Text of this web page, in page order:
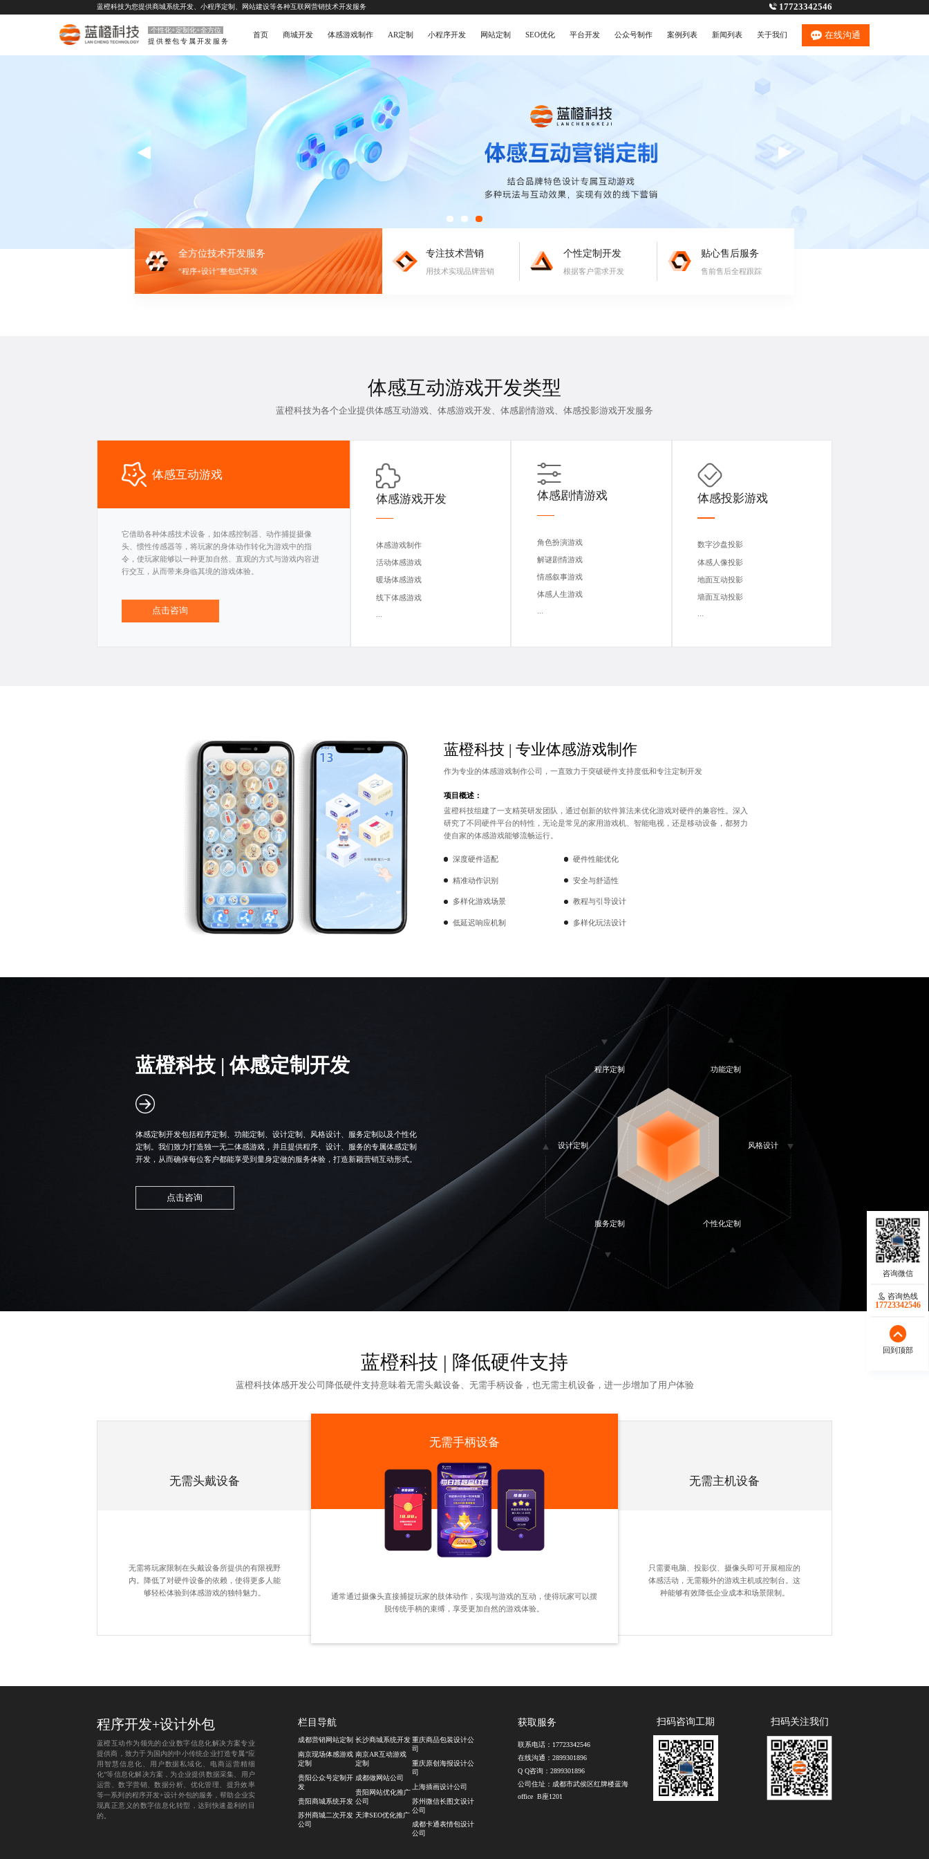
蓝橙科技为您提供商城系统开发 小程序定制 网站建设等各种互联网营销技术开发服务 17723342546
个性化+定制化+全方位
提供整包专属开发服务
首页 商城开发 体感游戏制作 AR定制 小程序开发 网站定制 SEO优化 平台开发 公众号制作 案例列表 新闻列表 关于我们 在线沟通
全方位技术开发服务
“程序+设计”整包式开发
专注技术营销
用技术实现品牌营销
个性定制开发
根据客户需求开发
贴心售后服务
售前售后全程跟踪
体感互动游戏开发类型
蓝橙科技为各个企业提供体感互动游戏、体感游戏开发、体感剧情游戏、 体感投影游戏开发服务
体感互动游戏
它借助各种体感技术设备，如体感控制器、动作捕捉摄像
头、惯性传感器等，将玩家的身体动作转化为游戏中的指
令，使玩家能够以一种更加自然、直观的方式与游戏内容进
行交互，从而带来身临其境的游戏体验。
点击咨询
体感游戏开发
体感游戏制作
活动体感游戏
暖场体感游戏
线下体感游戏
体感剧情游戏
角色扮演游戏
解谜剧情游戏
情感叙事游戏
体感人生游戏
体感投影游戏
数字沙盘投影
体感人像投影
地面互动投影
墙面互动投影
蓝橙科技 | 专业体感游戏制作
作为专业的体感游戏制作公司 ，一直致力于突破硬件支持度低和专注定制开发
项目概述：
蓝橙科技组建了一支精英研发团队，通过创新的软件算法来优化游戏对硬件的兼容性。深入
研究了不同硬件平台的特性，无论是常见的家用游戏机、智能电视，还是移动设备，都努力
使自家的体感游戏能够流畅运行。
深度硬件适配 硬件性能优化
精准动作识别 安全与舒适性
多样化游戏场景 教程与引导设计
低延迟响应机制 多样化玩法设计
蓝橙科技 |体感定制开发
体感定制开发包括程序定制、功能定制、设计定制、风格设计、服务定制以及个性化
定制。我们致力打造独一无二体感游戏，并且提供程序、设计、服务的专属体感定制
开发，从而确保每位客户都能享受到量身定做的服务体验，打造新颖营销互动形式。
点击咨询
程序定制 功能定制
设计定制 风格设计
服务定制 个性化定制
蓝橙科技 | 降低硬件支持
蓝橙科技体感开发公司 降低硬件支持意味着无需头戴设备、无需手柄设备，也无需主机设备，进一步增加了用户体验
无需头戴设备
无需将玩家限制在头戴设备所提供的有限视野
内。降低了对硬件设备的依赖，使得更多人能
够轻松体验到体感游戏的独特魅力。
无需手柄设备
通常通过摄像头直接捕捉玩家的肢体动作，实现与游戏的互动，使得玩家可以摆
脱传统手柄的束缚，享受更加自然的游戏体验。
无需主机设备
只需要电脑、投影仪、摄像头即可开展相应的
体感活动，无需额外的游戏主机或控制台。这
种能够有效降低企业成本和场景限制。
咨询热线
17723342546
回到顶部
程序开发+设计外包
蓝橙互动作为领先的企业数字信息化解决方案专业
提供商，致力于为国内的中小传统企业打造专属“应
用智慧信息化、用户数据私域化、电商运营精细
化”等信息化解决方案，为企业提供数据采集、用户
运营、数字营销、数据分析、优化管理、提升效率
等一系列的程序开发+设计外包的服务，帮助企业实
现真正意义的数字信息化转型，达到快速盈利的目
的。
栏目导航
成都营销网站定制
南京现场体感游戏
定制
贵阳公众号定制开
发
贵阳商城系统开发
苏州商城二次开发
公司
长沙商城系统开发
南京AR互动游戏
定制
成都做网站公司
贵阳网站优化推广
公司
天津SEO优化推广
重庆商品包装设计公
司
重庆原创海报设计公
司
上海插画设计公司
苏州微信长图文设计
公司
成都卡通表情包设计
公司
获取服务
联系电话： 17723342546
在线沟通： 2899301896
Q Q咨询： 2899301896
公司住址：成都市武侯区红牌楼蓝海
office B座1201
扫码咨询工期 扫码关注我们